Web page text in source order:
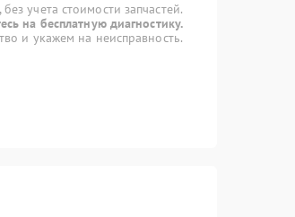
учета стоимости запчастей.
на бесплатную диагностику.
и укажем на неисправность.